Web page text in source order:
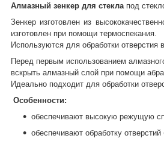
Алмазный зенкер для стекла под
Зенкер изготовлен из
изготовлен при помощи термоспекания.
Используются для обработки отверстия
Перед первым использованием
вскрыть алмазный слой при помощи
Идеально подходит для обработки
Особенности:
обеспечивают высокую режущую
обеспечивают обработку отверстий